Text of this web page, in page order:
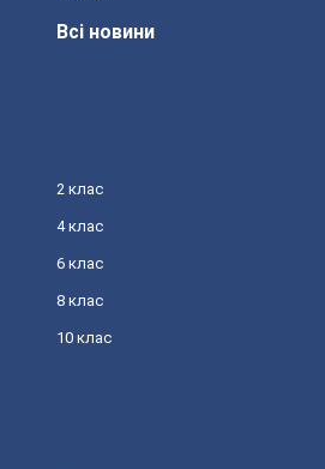
Всі новини
2 клас
4 клас
6 клас
8 клас
10 клас